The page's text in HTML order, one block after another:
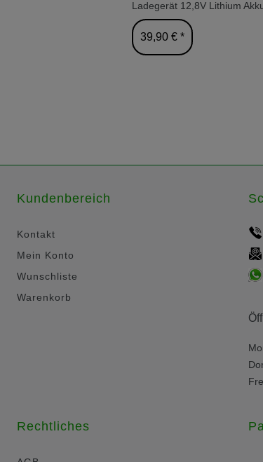
Ladegerät 12,8V Lithium
39,90 € *
Kundenbereich
Kontakt
Mein Konto
Wunschliste
Warenkorb
Rechtliches